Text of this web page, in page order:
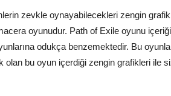
zevkle oynayabilecekleri zengin
oyunudur. Path of Exile oyunu
odukça benzemektedir. Bu
olan bu oyun içerdiği zengin grafikleri ile